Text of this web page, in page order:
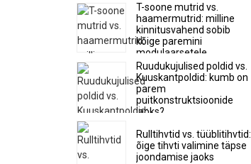
T-soone mutrid vs.
haamermutrid: milline
kinnitusvahend sobib
kõige paremini
modulaarsetele
alumiiniumsüsteemidele?
Ruudukujulised poldid vs.
Kuuskantpoldid: kumb on
parem
puitkonstruktsioonide
jaoks?
Rulltihvtid vs. tüüblitihvtid:
õige tihvti valimine täpse
joondamise jaoks